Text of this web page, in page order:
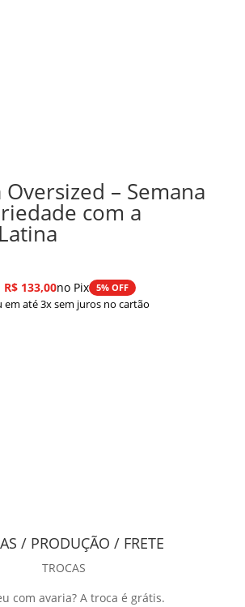
Oversized – Semana
com a
R$133,00no Pix 5% OFF
em até 3x sem juros no cartão
/ PRODUÇÃO / FRETE
TROCAS
com avaria? A troca é grátis.